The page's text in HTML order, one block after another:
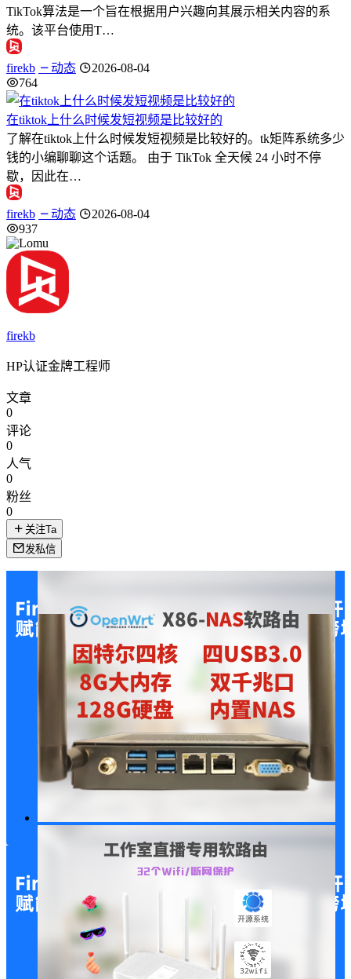
TikTok算法是一个旨在根据用户兴趣向其展示相关内容的系
统。该平台使用T…
firekb 动态
2026-08-04
764
在tiktok上什么时候发短视频是比较好的
了解在tiktok上什么时候发短视频是比较好的。tk矩阵系统多少
钱的小编聊聊这个话题。 由于 TikTok 全天候 24 小时不停
歇，因此在…
firekb 动态
2026-08-04
937
firekb
HP认证金牌工程师
文章
0
评论
0
人气
0
粉丝
0
关注Ta
发私信